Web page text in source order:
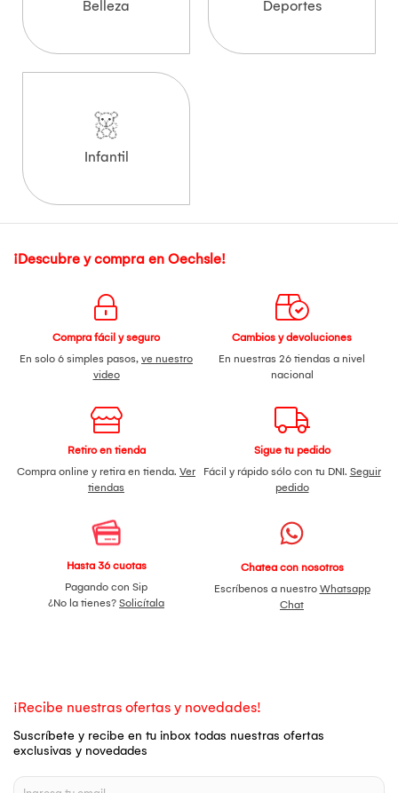
Belleza Deportes
Infantil
¡Descubre y compra en Oechsle!
Compra fácil y seguro
En solo 6 simples pasos, ve nuestro
video
Cambios y devoluciones
En nuestras 26 tiendas a nivel
nacional
Retiro en tienda
Compra online y retira en tienda. Ver
tiendas
Sigue tu pedido
Fácil y rápido sólo con tu DNI. Seguir
pedido
Hasta 36 cuotas
Pagando con Sip
¿No la tienes? Solicítala
Chatea con nosotros
Escríbenos a nuestro Whatsapp
Chat
¡Recibe nuestras ofertas y novedades!
Suscríbete y recibe en tu inbox todas nuestras ofertas
exclusivas y novedades